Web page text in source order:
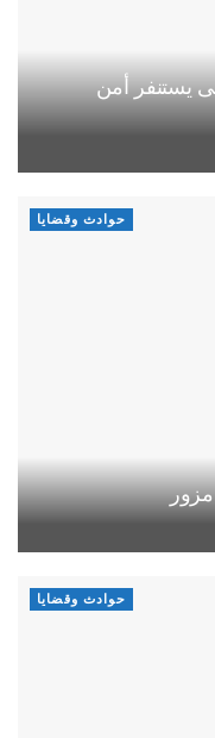
يستنفر أمن
حوادث وقضايا
حوادث وقضايا